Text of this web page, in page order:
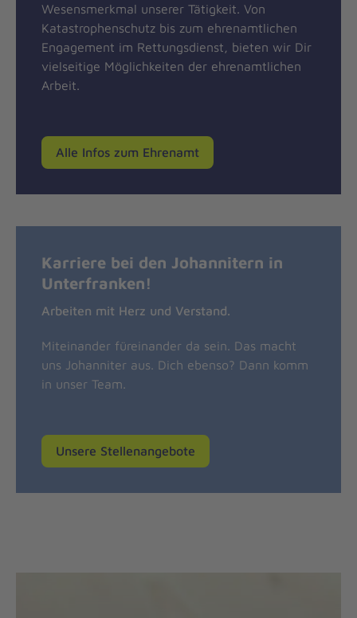
Wesensmerkmal unserer Tätigkeit. Von
Katastrophenschutz bis zum ehrenamtlichen
Engagement im Rettungsdienst, bieten wir Dir
vielseitige Möglichkeiten der ehrenamtlichen
Arbeit.
Alle Infos zum Ehrenamt
Karriere bei den Johannitern in
Unterfranken!
Arbeiten mit Herz und Verstand.
Miteinander füreinander da sein. Das macht
uns Johanniter aus. Dich ebenso? Dann komm
in unser Team.
Unsere Stellenangebote